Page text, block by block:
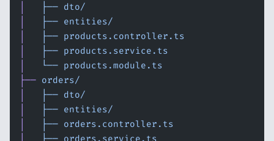
   ├──
dto/
   ├──
entities/
   ├──
products.controller.ts
   ├──
products.service.ts
   └──
products.module.ts
├── orders/
   ├──
dto/
   ├──
entities/
   ├──
orders.controller.ts